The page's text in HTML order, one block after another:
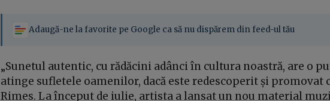
Adaugă-ne la favorite pe Google ca să nu dispărem din feed-ul tău
„Sunetul autentic, cu rădăcini adânci în cultura noastră, are o
atinge sufletele oamenilor, dacă este redescoperit și promovat
Rimes. La început de iulie, artista a lansat un nou material